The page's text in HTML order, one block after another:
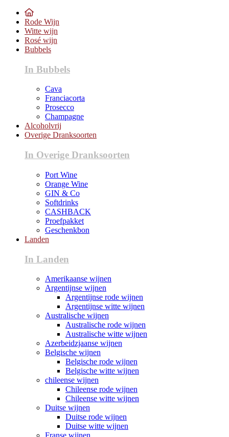
Rode Wijn
Witte wijn
Rosé wijn
Bubbels
In Bubbels
Cava
Franciacorta
Prosecco
Champagne
Alcoholvrij
Overige Dranksoorten
In Overige Dranksoorten
Port Wine
Orange Wine
GIN & Co
Softdrinks
CASHBACK
Proefpakket
Geschenkbon
Landen
In Landen
Amerikaanse wijnen
Argentijnse wijnen
Argentijnse rode wijnen
Argentijnse witte wijnen
Australische wijnen
Australische rode wijnen
Australische witte wijnen
Azerbeidzjaanse wijnen
Belgische wijnen
Belgische rode wijnen
Belgische witte wijnen
chileense wijnen
Chileense rode wijnen
Chileense witte wijnen
Duitse wijnen
Duitse rode wijnen
Duitse witte wijnen